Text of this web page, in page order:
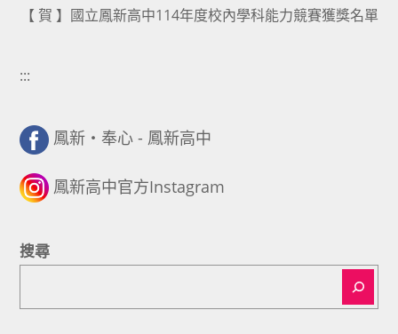
【 賀 】國立鳳新高中114年度校內學科能力競賽獲獎名單
:::
鳳新・奉心 - 鳳新高中
鳳新高中官方Instagram
搜尋